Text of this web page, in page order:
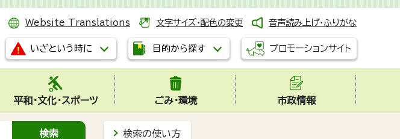
Website Translations 文字サイズ・配色の変更 音声読み上げ・ふりがな
いざという時に 目的から探す プロモーションサイト
平和・文化・スポーツ ごみ・環境 市政情報
検索の使い方